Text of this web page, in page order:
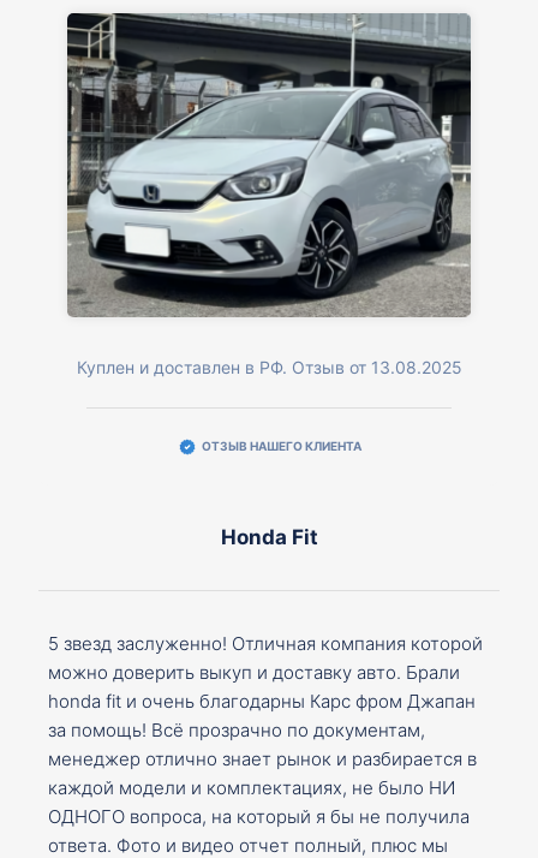
Куплен и доставлен в РФ. Отзыв от 13.08.2025
ОТЗЫВ НАШЕГО КЛИЕНТА
Honda Fit
5 звезд заслуженно! Отличная компания которой
можно доверить выкуп и доставку авто. Брали
honda fit и очень благодарны Карс фром Джапан
за помощь! Всё прозрачно по документам,
менеджер отлично знает рынок и разбирается в
каждой модели и комплектациях, не было НИ
ОДНОГО вопроса, на который я бы не получила
ответа. Фото и видео отчет полный, плюс мы